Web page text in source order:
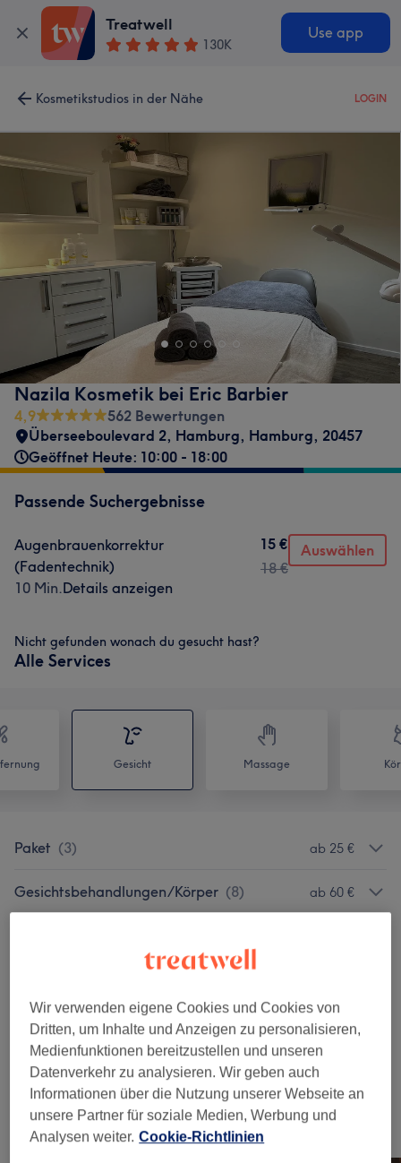
Treatwell
130K
Use app
Kosmetikstudios in der Nähe LOGIN
Nazila Kosmetik bei Eric Barbier
4,9
562 Bewertungen
Überseeboulevard 2, Hamburg, Hamburg, 20457
Geöffnet Heute: 10:00 - 18:00
Passende Suchergebnisse
Augenbrauenkorrektur
(Fadentechnik)
10 Min.Details anzeigen
15 €
18 €
Auswählen
Nicht gefunden wonach du gesucht hast?
Alle Services
Gesicht Massage
Paket (3) ab 25 €
Gesichtsbehandlungen/Körper (8) ab 60 €
Fadentechnik (1) ab 10 €
Gesichtsbehandlungen (1)
Unsere Arbeit
Bild anklicken für weitere Details
Wir verwenden eigene Cookies und Cookies von
Dritten, um Inhalte und Anzeigen zu personalisieren,
Medienfunktionen bereitzustellen und unseren
Datenverkehr zu analysieren. Wir geben auch
Informationen über die Nutzung unserer Webseite an
unsere Partner für soziale Medien, Werbung und
Analysen weiter. Cookie-Richtlinien